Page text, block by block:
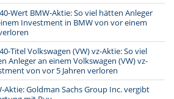
Wert BMW-Aktie: So viel hätten Anleger
Investment in BMW von vor einem
Titel Volkswagen (VW) vz-Aktie: So viel
Anleger an einem Volkswagen (VW) vz-
von vor 5 Jahren verloren
Aktie: Goldman Sachs Group Inc. vergibt